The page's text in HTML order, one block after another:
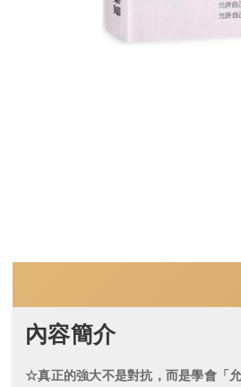
內容簡介
☆真正的強大不是對抗，而是學會「